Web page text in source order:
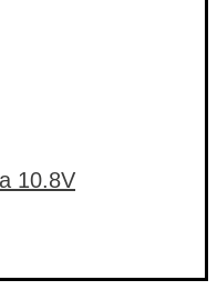
10.8V